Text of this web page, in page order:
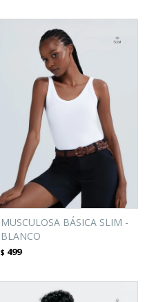
MUSCULOSA BÁSICA SLIM -
BLANCO
$ 499